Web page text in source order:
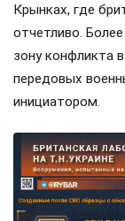
Крынках, где
отчетливо.
зону конфликта
передовых
инициатором.